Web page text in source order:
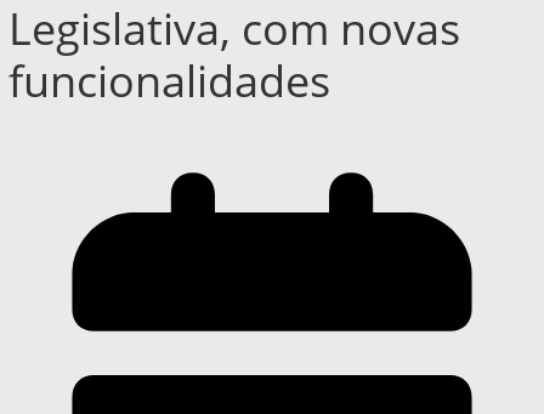
Legislativa, com novas
funcionalidades